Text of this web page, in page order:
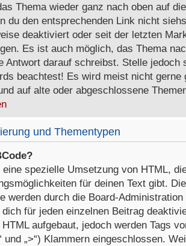
Thema wieder ganz nach oben auf
du den entsprechenden Link nicht
deaktiviert oder seit der letzten
Es ist auch möglich, das Thema
Antwort darauf schreibst. Stelle jedoch
beachtest! Es wird meist nicht gerne
auf alte oder abgeschlossene
und Thementypen
eine spezielle Umsetzung von HTML,
für deinen Text gibt.
werden durch die Board-
für jeden einzelnen Beitrag
aufgebaut, jedoch werden Tags
und „>“) Klammern eingeschlossen.